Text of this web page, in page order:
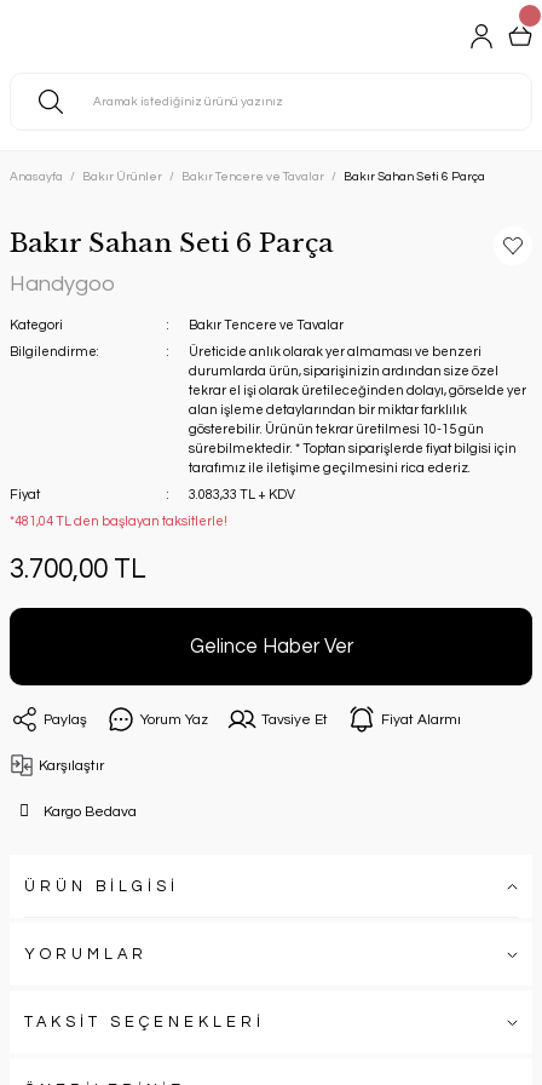
Anasayfa Bakır Ürünler Bakır Tencere ve Tavalar Bakır Sahan Seti 6 Parça
Bakır Sahan Seti 6 Parça
Handygoo
Kategori
Bakır Tencere ve Tavalar
Bilgilendirme:
Üreticide anlık olarak yer almaması ve benzeri
durumlarda ürün, siparişinizin ardından size özel
tekrar el işi olarak üretileceğinden dolayı, görselde yer
alan işleme detaylarından bir miktar farklılık
gösterebilir. Ürünün tekrar üretilmesi 10-15 gün
sürebilmektedir. * Toptan siparişlerde fiyat bilgisi için
tarafımız ile iletişime geçilmesini rica ederiz.
Fiyat
3.083,33 TL + KDV
*481,04 TL den başlayan taksitlerle!
3.700,00 TL
Gelince Haber Ver
Paylaş Yorum Yaz Tavsiye Et Fiyat Alarmı
Karşılaştır
Kargo Bedava
ÜRÜN BİLGİSİ
YORUMLAR
TAKSİT SEÇENEKLERİ